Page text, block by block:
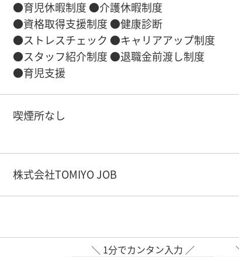
●育児休暇制度 ●介護休暇制度
●資格取得支援制度 ●健康診断
●ストレスチェック ●キャリアアップ制度
●スタッフ紹介制度 ●退職金前渡し制度
●育児支援
喫煙所なし
株式会社TOMIYO JOB
＼ 1分でカンタン入力 ／